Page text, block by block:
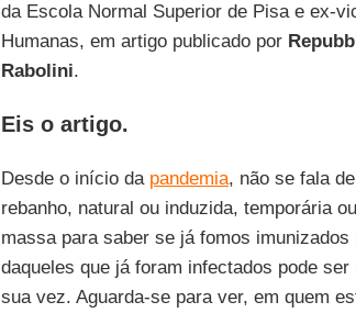
da Escola Normal Superior de Pisa e ex-
Humanas, em artigo publicado por
Rabolini.
Eis o artigo.
Desde o início da pandemia, não se fala
rebanho, natural ou induzida, temporária
massa para saber se já fomos
daqueles que já foram infectados pode
sua vez. Aguarda-se para ver, em quem